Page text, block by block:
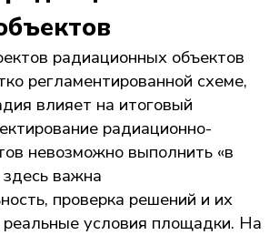
радиационных объектов
регламентированной схеме,
влияет на итоговый
радиационно-
невозможно выполнить «в
важна
проверка решений и их
условия площадки. На